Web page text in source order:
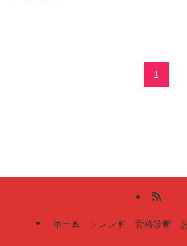
1
ホーム トレンド 骨格診断